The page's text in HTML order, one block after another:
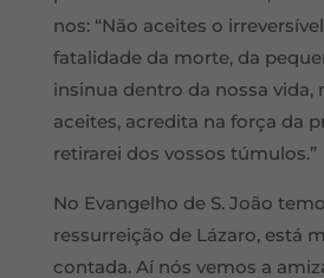
nos: “Não aceites o
fatalidade da morte, da
insinua dentro da nossa vida,
aceites, acredita na força da
retirarei dos vossos túmulos.”
No Evangelho de S. João
ressurreição de Lázaro, está
contada. Aí nós vemos a